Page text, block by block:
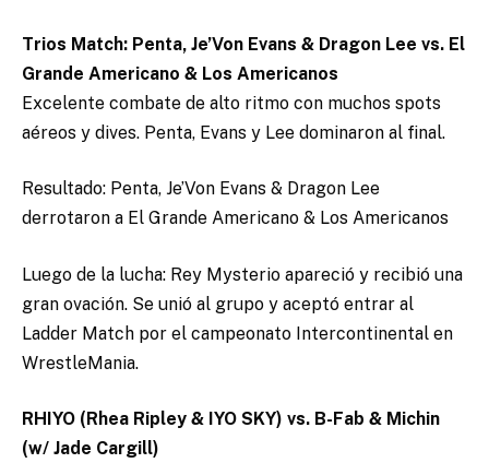
Trios Match: Penta, Je’Von Evans & Dragon Lee vs. El
Grande Americano & Los Americanos
Excelente combate de alto ritmo con muchos spots
aéreos y dives. Penta, Evans y Lee dominaron al final.
Resultado: Penta, Je’Von Evans & Dragon Lee
derrotaron a El Grande Americano & Los Americanos
Luego de la lucha: Rey Mysterio apareció y recibió una
gran ovación. Se unió al grupo y aceptó entrar al
Ladder Match por el campeonato Intercontinental en
WrestleMania.
RHIYO (Rhea Ripley & IYO SKY) vs. B-Fab & Michin
(w/ Jade Cargill)